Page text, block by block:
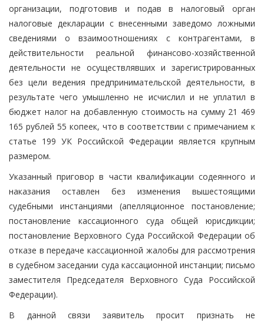
организации, подготовив и подав в налоговый орган
налоговые декларации с внесенными заведомо ложными
сведениями о взаимоотношениях с контрагентами, в
действительности реальной финансово-хозяйственной
деятельности не осуществлявших и зарегистрированных
без цели ведения предпринимательской деятельности, в
результате чего умышленно не исчислил и не уплатил в
бюджет налог на добавленную стоимость на сумму 21 469
165 рублей 55 копеек, что в соответствии с примечанием к
статье 199 УК Российской Федерации является крупным
размером.
Указанный приговор в части квалификации содеянного и
наказания оставлен без изменения вышестоящими
судебными инстанциями (апелляционное постановление;
постановление кассационного суда общей юрисдикции;
постановление Верховного Суда Российской Федерации об
отказе в передаче кассационной жалобы для рассмотрения
в судебном заседании суда кассационной инстанции; письмо
заместителя Председателя Верховного Суда Российской
Федерации).
В данной связи заявитель просит признать не